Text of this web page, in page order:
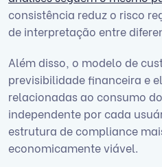
consistência reduz o risco
de interpretação entre
Além disso, o modelo de
previsibilidade financeira e
relacionadas ao consumo
independente por cada
estrutura de compliance
economicamente viável.